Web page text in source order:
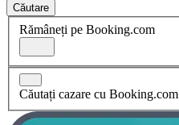
Căutare
Rămâneți pe Booking.com
Căutați cazare cu Booking.com